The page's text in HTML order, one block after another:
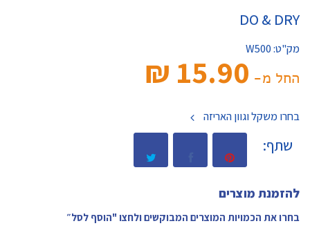
DO & DRY
מק"ט:W500
החל מ- 15.90 ₪‎
בחרו משקל וגוון האריזה
שתף:
להזמנת מוצרים
בחרו את הכמויות המוצרים המבוקשים ולחצו "הוסף לסל״